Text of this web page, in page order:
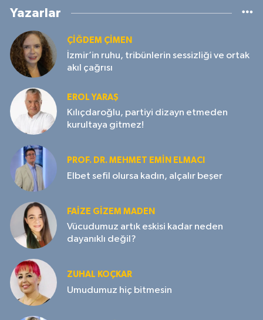
Yazarlar
ÇIĞDEM ÇIMEN
İzmir’in ruhu, tribünlerin sessizliği ve ortak
akıl çağrısı
EROL YARAŞ
Kılıçdaroğlu, partiyi dizayn etmeden
kurultaya gitmez!
PROF. DR. MEHMET EMIN ELMACI
Elbet sefil olursa kadın, alçalır beşer
FAIZE GIZEM MADEN
Vücudumuz artık eskisi kadar neden
dayanıklı değil?
ZUHAL KOÇKAR
Umudumuz hiç bitmesin